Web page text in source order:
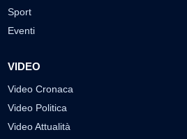
Sport
Eventi
VIDEO
Video Cronaca
Video Politica
Video Attualità